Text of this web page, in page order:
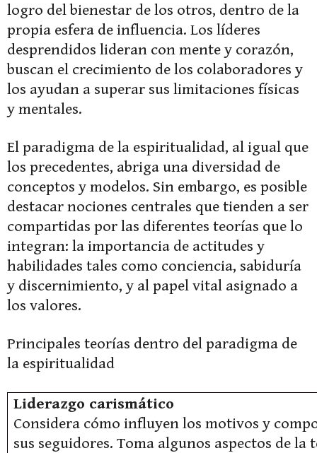
logro del bienestar de los otros, dentro de la
propia esfera de influencia. Los líderes
desprendidos lideran con mente y corazón,
buscan el crecimiento de los colaboradores y
los ayudan a superar sus limitaciones físicas
y mentales.
El paradigma de la espiritualidad, al igual que
los precedentes, abriga una diversidad de
conceptos y modelos. Sin embargo, es posible
destacar nociones centrales que tienden a ser
compartidas por las diferentes teorías que lo
integran: la importancia de actitudes y
habilidades tales como conciencia, sabiduría
y discernimiento, y al papel vital asignado a
los valores.
Principales teorías dentro del paradigma de
la espiritualidad
Liderazgo carismático
Considera cómo influyen los motivos y
sus seguidores. Toma algunos aspectos de la